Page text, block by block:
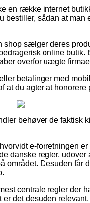
en række internet
bestiller, sådan at man
sælger deres
online butik.
overfor uægte
betalinger med
du agter at honorere
behøver de faktisk
e-forretningen
danske regler, udover
området. Desuden får
centrale regler der
det desuden